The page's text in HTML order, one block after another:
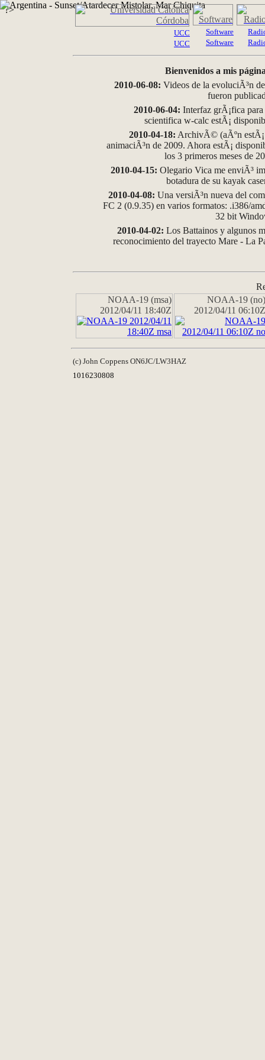
?>
UCC
UCC
Software
Software
Bienvenidos a mis
2010-06-08: Videos de la evoluciÃ³n
fueron
2010-06-04: Interfaz grÃ¡fica
scientifica w-calc estÃ¡
2010-04-18: ArchivÃ© (aÃºn
animaciÃ³n de 2009. Ahora estÃ¡
los 3 primeros meses de
2010-04-15: Olegario Vica me enviÃ³
botadura de su kayak
2010-04-08: Una versiÃ³n nueva del
FC 2 (0.9.35) en varios formatos: .i386/
32 bit
2010-04-02: Los Battainos y algunos
reconocimiento del trayecto Mare - La
NOAA-19 (msa)
2012/04/11 18:40Z
NOAA-19 (no)
2012/04/11 06:10Z
(c) John Coppens ON6JC/LW3HAZ
1016230808